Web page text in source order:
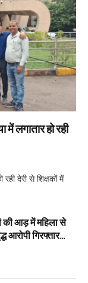
लगातार हो रही
देरी से शिक्षकों में
की आड़ में महिला से
आरोपी गिरफ्तार…